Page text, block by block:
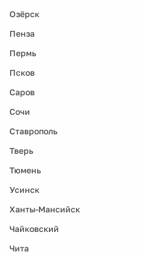
Озёрск
Пенза
Пермь
Псков
Саров
Сочи
Ставрополь
Тверь
Тюмень
Усинск
Ханты-Мансийск
Чайковский
Чита